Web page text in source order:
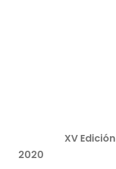
XV Edición del
2020